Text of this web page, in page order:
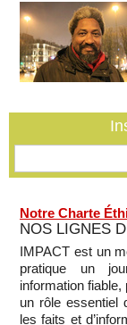
Mali-Algérie : le
rupture
07/08/2026 -
Journaliste
demande une
Côte d'Ivoire :
détenus
Notre Charte
NOS LIGNES
IMPACT est un
pratique un
information
un rôle essentiel
les faits et